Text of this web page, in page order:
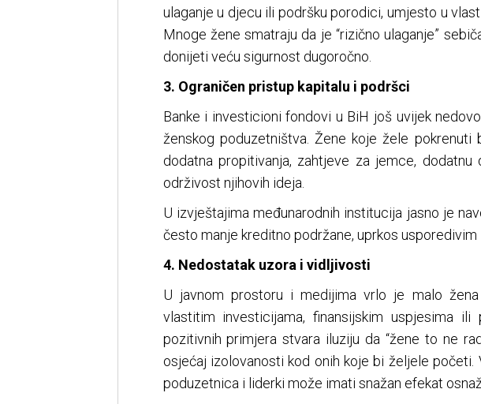
ulaganje u djecu ili podršku porodici, umjesto u
Mnoge žene smatraju da je “rizično ulaganje”
donijeti veću sigurnost dugoročno.
3. Ograničen pristup kapitalu i podršci
Banke i investicioni fondovi u BiH još uvijek
ženskog poduzetništva. Žene koje žele pokrenuti
dodatna propitivanja, zahtjeve za jemce, dodatnu
održivost njihovih ideja.
U izvještajima međunarodnih institucija jasno je
često manje kreditno podržane, uprkos
4. Nedostatak uzora i vidljivosti
U javnom prostoru i medijima vrlo je malo
vlastitim investicijama, finansijskim uspjesima ili
pozitivnih primjera stvara iluziju da “žene to ne
osjećaj izolovanosti kod onih koje bi željele početi.
poduzetnica i liderki može imati snažan efekat